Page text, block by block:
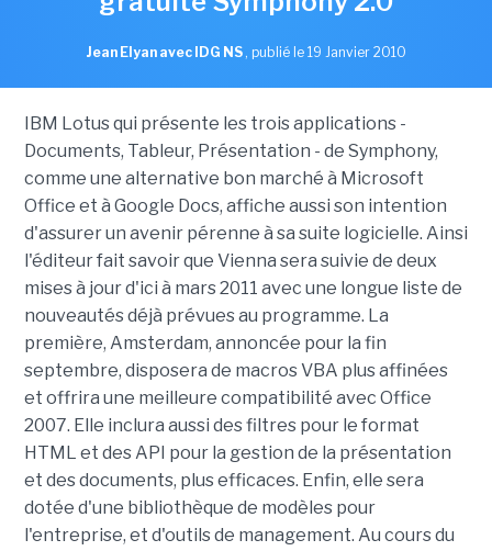
Jean Elyan avec IDG NS , publié le 19 Janvier 2010
IBM Lotus qui présente les trois applications -
Documents, Tableur, Présentation - de Symphony,
comme une alternative bon marché à Microsoft
Office et à Google Docs, affiche aussi son intention
d'assurer un avenir pérenne à sa suite logicielle. Ainsi
l'éditeur fait savoir que Vienna sera suivie de deux
mises à jour d'ici à mars 2011 avec une longue liste de
nouveautés déjà prévues au programme. La
première, Amsterdam, annoncée pour la fin
septembre, disposera de macros VBA plus affinées
et offrira une meilleure compatibilité avec Office
2007. Elle inclura aussi des filtres pour le format
HTML et des API pour la gestion de la présentation
et des documents, plus efficaces. Enfin, elle sera
dotée d'une bibliothèque de modèles pour
l'entreprise, et d'outils de management. Au cours du